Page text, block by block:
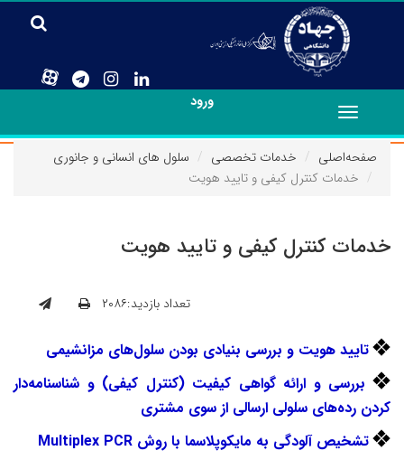
ورود
Toggle
navigation
صفحه‌اصلی
خدمات تخصصی
سلول های انسانی و جانوری
خدمات کنترل کیفی و تایید هویت
خدمات کنترل کیفی و تایید هویت
تعداد بازدید:۲۰۸۶
تایید هویت و بررسی بنیادی بودن سلول‌های مزانشیمی
بررسی و ارائه گواهی کیفیت (کنترل کیفی) و شناسنامه‌دار
کردن رده‌های سلولی ارسالی از سوی مشتری
تشخیص آلودگی به مایکوپلاسما با روش Multiplex PCR